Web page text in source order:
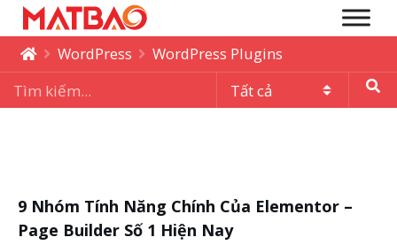
WordPress WordPress Plugins
9 Nhóm Tính Năng Chính Của Elementor –
Page Builder Số 1 Hiện Nay